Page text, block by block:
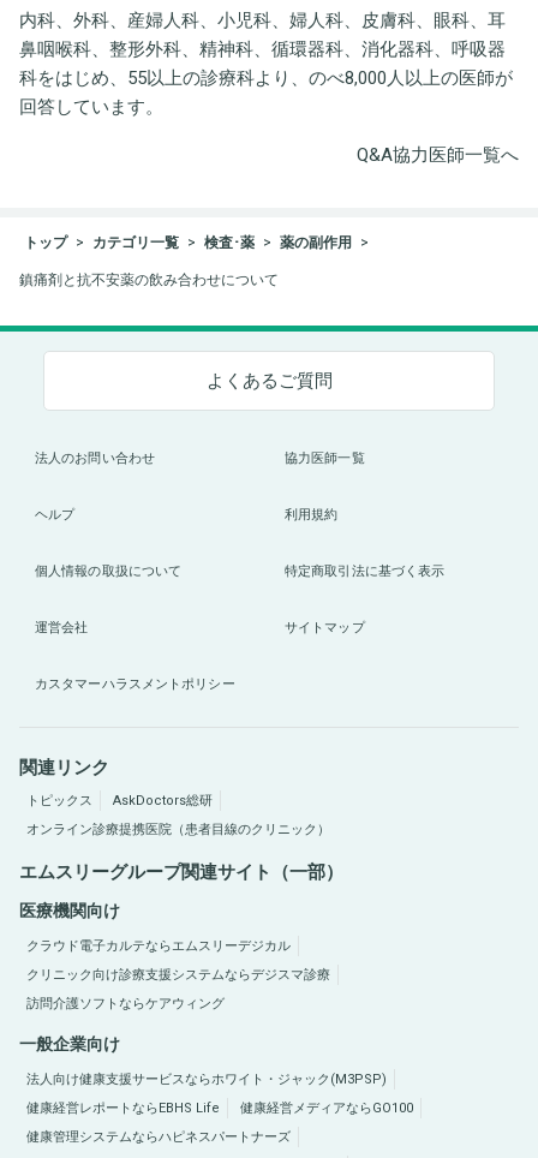
内科、外科、産婦人科、小児科、婦人科、皮膚科、眼科、耳
鼻咽喉科、整形外科、精神科、循環器科、消化器科、呼吸器
科をはじめ、55以上の診療科より、のべ8,000人以上の医師が
回答しています。
Q&A協力医師一覧へ
トップ カテゴリ一覧 検査･薬 薬の副作用
鎮痛剤と抗不安薬の飲み合わせについて
よくあるご質問
法人のお問い合わせ 協力医師一覧
ヘルプ 利用規約
個人情報の取扱について 特定商取引法に基づく表示
運営会社 サイトマップ
カスタマーハラスメントポリシー
関連リンク
トピックス
AskDoctors総研
オンライン診療提携医院（患者目線のクリニック）
エムスリーグループ関連サイト（一部）
医療機関向け
クラウド電子カルテならエムスリーデジカル
クリニック向け診療支援システムならデジスマ診療
訪問介護ソフトならケアウィング
一般企業向け
法人向け健康支援サービスならホワイト・ジャック(M3PSP)
健康経営レポートならEBHS Life
健康経営メディアならGO100
健康管理システムならハピネスパートナーズ